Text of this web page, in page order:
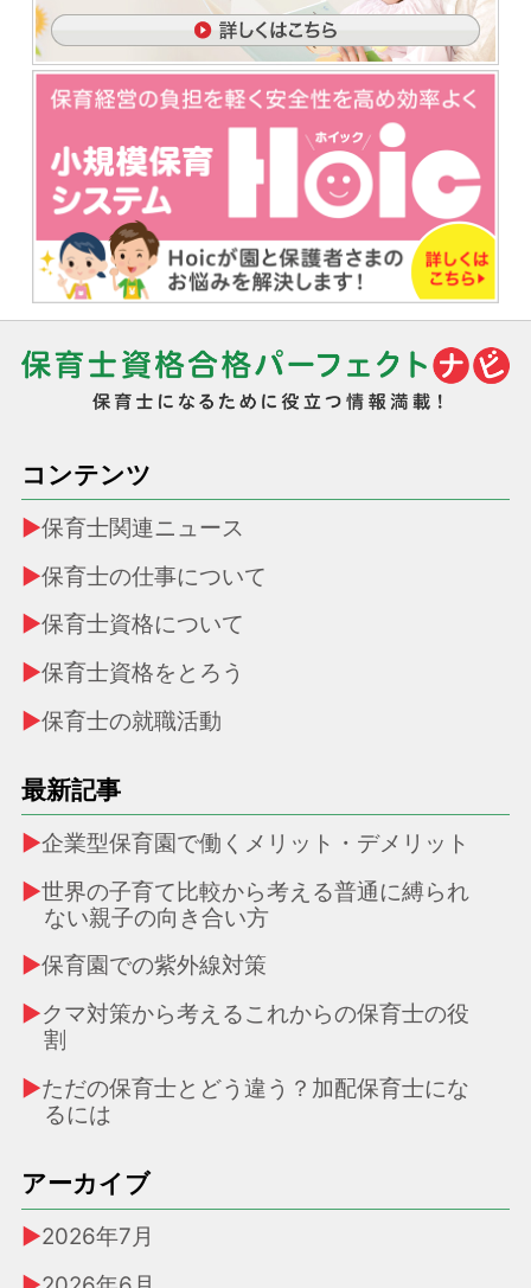
コンテンツ
保育士関連ニュース
保育士の仕事について
保育士資格について
保育士資格をとろう
保育士の就職活動
最新記事
企業型保育園で働くメリット・デメリット
世界の子育て比較から考える普通に縛られ
ない親子の向き合い方
保育園での紫外線対策
クマ対策から考えるこれからの保育士の役
割
ただの保育士とどう違う？加配保育士にな
るには
アーカイブ
2026年7月